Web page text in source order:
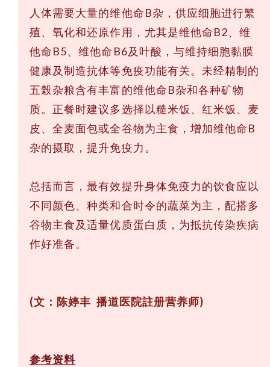
人体需要大量的维他命B杂，供应细胞进行繁
殖、氧化和还原作用，尤其是维他命B2、维
他命B5、维他命B6及叶酸，与维持细胞黏膜
健康及制造抗体等免疫功能有关。未经精制的
五榖杂粮含有丰富的维他命B杂和各种矿物
质。正餐时建议多选择以糙米饭、红米饭、麦
皮、全麦面包或全谷物为主食，增加维他命B
杂的摄取，提升免疫力。
总括而言，最有效提升身体免疫力的饮食应以
不同颜色、种类和合时令的蔬菜为主，配搭多
谷物主食及适量优质蛋白质，为抵抗传染疾病
作好准备。
(文：陈婷丰 播道医院註册营养师)
参考资料